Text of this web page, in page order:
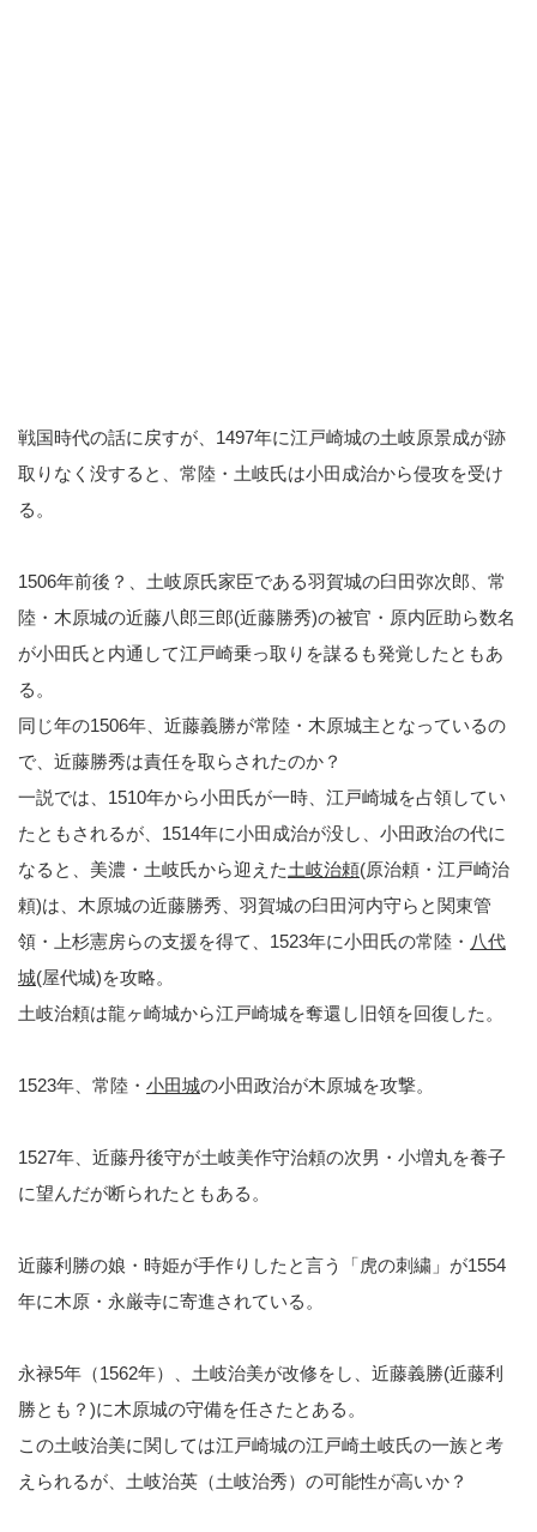
戦国時代の話に戻すが、1497年に江戸崎城の土岐原景成が跡
取りなく没すると、常陸・土岐氏は小田成治から侵攻を受け
る。
1506年前後？、土岐原氏家臣である羽賀城の臼田弥次郎、常
陸・木原城の近藤八郎三郎(近藤勝秀)の被官・原内匠助ら数名
が小田氏と内通して江戸崎乗っ取りを謀るも発覚したともあ
る。
同じ年の1506年、近藤義勝が常陸・木原城主となっているの
で、近藤勝秀は責任を取らされたのか？
一説では、1510年から小田氏が一時、江戸崎城を占領してい
たともされるが、1514年に小田成治が没し、小田政治の代に
なると、美濃・土岐氏から迎えた土岐治頼(原治頼・江戸崎治
頼)は、木原城の近藤勝秀、羽賀城の臼田河内守らと関東管
領・上杉憲房らの支援を得て、1523年に小田氏の常陸・ 八代
城(屋代城)を攻略。
土岐治頼は龍ヶ崎城から江戸崎城を奪還し旧領を回復した。
1523年、常陸・ 小田城の小田政治が木原城を攻撃。
1527年、近藤丹後守が土岐美作守治頼の次男・小増丸を養子
に望んだが断られたともある。
近藤利勝の娘・時姫が手作りしたと言う「虎の刺繍」が1554
年に木原・永厳寺に寄進されている。
永禄5年（1562年）、土岐治美が改修をし、近藤義勝(近藤利
勝とも？)に木原城の守備を任さたとある。
この土岐治美に関しては江戸崎城の江戸崎土岐氏の一族と考
えられるが、土岐治英（土岐治秀）の可能性が高いか？